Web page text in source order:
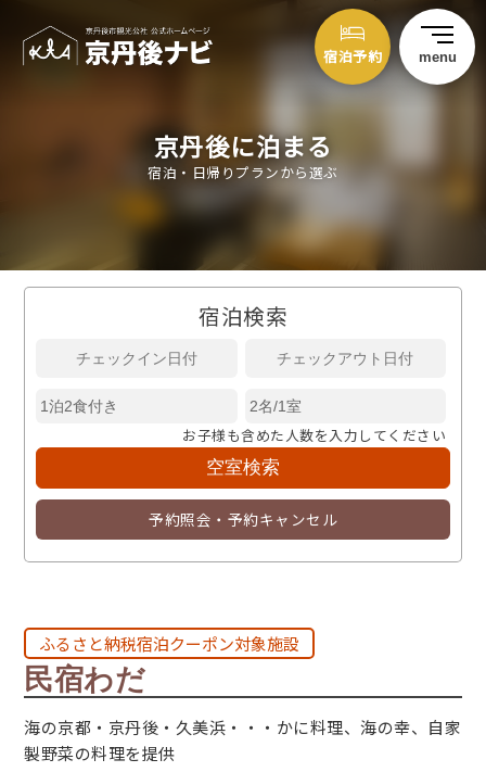
宿泊予約 menu
京丹後に泊まる
宿泊・日帰りプランから選ぶ
宿泊検索
お子様も含めた人数を入力してください
予約照会・予約キャンセル
ふるさと納税宿泊クーポン対象施設
民宿わだ
海の京都・京丹後・久美浜・・・かに料理、海の幸、自家
製野菜の料理を提供